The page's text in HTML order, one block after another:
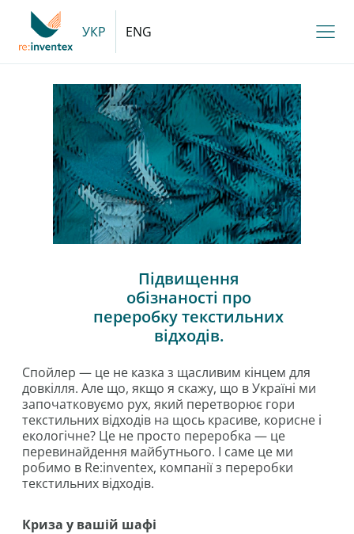
УКР ENG
Підвищення
обізнаності про
переробку текстильних
відходів.
Спойлер — це не казка з щасливим кінцем для
довкілля. Але що, якщо я скажу, що в Україні ми
започатковуємо рух, який перетворює гори
текстильних відходів на щось красиве, корисне і
екологічне? Це не просто переробка — це
перевинайдення майбутнього. І саме це ми
робимо в Re:inventex, компанії з переробки
текстильних відходів.
Криза у вашій шафі